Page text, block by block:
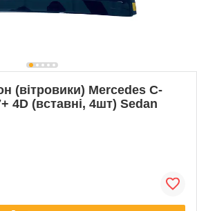
(вітровики) Mercedes C-
4D (вставні, 4шт) Sedan